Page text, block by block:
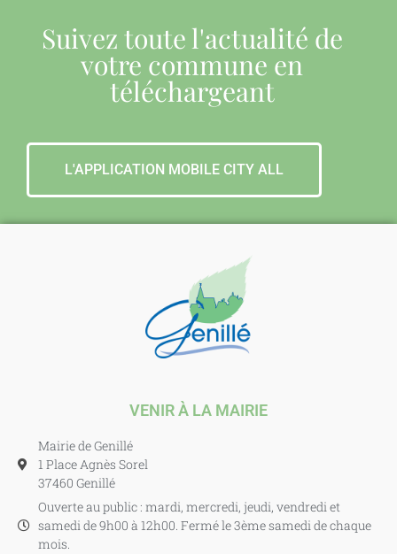
Suivez toute l'actualité de
votre commune en
téléchargeant
L'APPLICATION MOBILE CITY ALL
VENIR À LA MAIRIE
Mairie de Genillé
1 Place Agnès Sorel
37460 Genillé
Ouverte au public : mardi, mercredi, jeudi, vendredi et
samedi de 9h00 à 12h00. Fermé le 3ème samedi de chaque
mois.